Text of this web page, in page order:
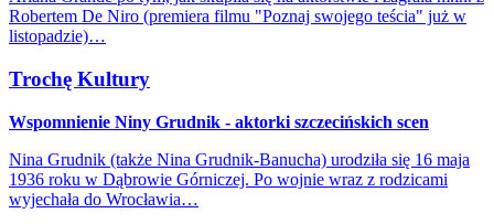
Robertem De Niro (premiera filmu "Poznaj swojego teścia" już w
listopadzie)…
Trochę Kultury
Wspomnienie Niny Grudnik - aktorki szczecińskich scen
Nina Grudnik (także Nina Grudnik-Banucha) urodziła się 16 maja
1936 roku w Dąbrowie Górniczej. Po wojnie wraz z rodzicami
wyjechała do Wrocławia…